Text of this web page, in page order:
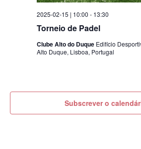
Torneio de Padel
2025-02-15 | 10:00 - 13:30
Clube Alto do Duque Edifício
Alto Duque, Lisboa, Portugal
Subscrever o